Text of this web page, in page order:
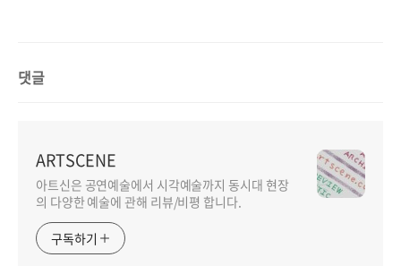
댓글
ARTSCENE
아트신은 공연예술에서 시각예술까지 동시대 현장
의 다양한 예술에 관해 리뷰/비평 합니다.
구독하기